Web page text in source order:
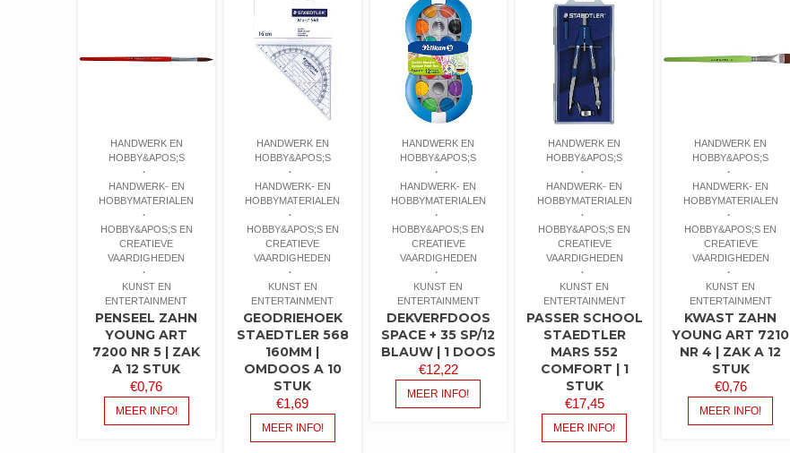
HANDWERK EN
HOBBY&APOS;S
HANDWERK- EN
HOBBYMATERIALEN
HOBBY&APOS;S EN
CREATIEVE
VAARDIGHEDEN
KUNST EN
ENTERTAINMENT
PENSEEL ZAHN
YOUNG ART
7200 NR 5 | ZAK
A 12 STUK
€0,76
MEER INFO!
HANDWERK EN
HOBBY&APOS;S
HANDWERK- EN
HOBBYMATERIALEN
HOBBY&APOS;S EN
CREATIEVE
VAARDIGHEDEN
KUNST EN
ENTERTAINMENT
GEODRIEHOEK
STAEDTLER 568
160MM |
OMDOOS A 10
STUK
€1,69
MEER INFO!
HANDWERK EN
HOBBY&APOS;S
HANDWERK- EN
HOBBYMATERIALEN
HOBBY&APOS;S EN
CREATIEVE
VAARDIGHEDEN
KUNST EN
ENTERTAINMENT
DEKVERFDOOS
SPACE + 35 SP/12
BLAUW | 1 DOOS
€12,22
MEER INFO!
HANDWERK EN
HOBBY&APOS;S
HANDWERK- EN
HOBBYMATERIALEN
HOBBY&APOS;S EN
CREATIEVE
VAARDIGHEDEN
KUNST EN
ENTERTAINMENT
PASSER SCHOOL
STAEDTLER
MARS 552
COMFORT | 1
STUK
€17,45
MEER INFO!
HANDWERK EN
HOBBY&APOS;S
HANDWERK- EN
HOBBYMATERIALEN
HOBBY&APOS;S EN
CREATIEVE
VAARDIGHEDEN
KUNST EN
ENTERTAINMENT
KWAST ZAHN
YOUNG ART 7210
NR 4 | ZAK A 12
STUK
€0,76
MEER INFO!